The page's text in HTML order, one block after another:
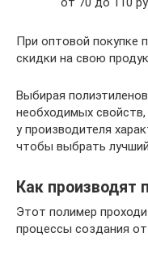
При оптовой покупке
скидки на свою
Выбирая
необходимых
у производителя
чтобы выбрать лучший
Как производят
Этот полимер
процессы создания